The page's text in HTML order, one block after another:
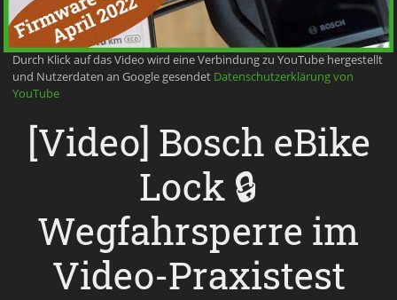
Durch Klick auf das Video wird eine Verbindung zu YouTube hergestellt
und Nutzerdaten an Google gesendet Datenschutzerklärung von
YouTube
[Video] Bosch eBike
Lock 🔒
Wegfahrsperre im
Video-Praxistest